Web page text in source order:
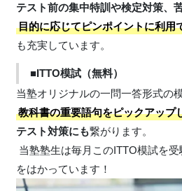
テスト前の集中特訓や検定対策、
目的に応じてピンポイントに利用
も充実しています。
■ITTO模試（無料）
当塾オリジナルの一問一答形式の模
教科書の重要語句をピックアップ
テスト対策にも繋がります。
当塾塾生は毎月このITTO模試を受
をはかっています！